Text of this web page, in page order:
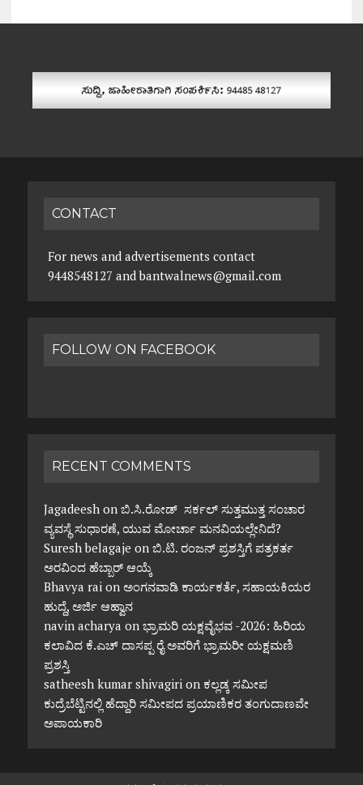
CONTACT
For news and advertisements contact
9448548127 and bantwalnews@gmail.com
FOLLOW ON FACEBOOK
RECENT COMMENTS
Jagadeeshon ಬಿ.ಸಿ.ರೋಡ್ ಸರ್ಕಲ್ ಸುತ್ತಮುತ್ತ ಸಂಚಾರ
ವ್ಯವಸ್ಥೆ ಸುಧಾರಣೆ, ಯುವ ಮೋರ್ಚಾ ಮನವಿಯಲ್ಲೇನಿದೆ?
Suresh belagaje on ಬಿ.ಟಿ. ರಂಜನ್ ಪ್ರಶಸ್ತಿಗೆ ಪತ್ರಕರ್ತ
ಅರವಿಂದ ಹೆಬ್ಬಾರ್ ಆಯ್ಕೆ
Bhavya raion ಅಂಗನವಾಡಿ ಕಾರ್ಯಕರ್ತೆ, ಸಹಾಯಕಿಯರ
ಹುದ್ದೆ, ಅರ್ಜಿ ಆಹ್ವಾನ
navin acharya on ಭ್ರಾಮರಿ ಯಕ್ಷವೈಭವ -2026: ಹಿರಿಯ
ಕಲಾವಿದ ಕೆ.ಎಚ್ ದಾಸಪ್ಪ ರೈ ಅವರಿಗೆ ಭ್ರಾಮರೀ ಯಕ್ಷಮಣಿ
ಪ್ರಶಸ್ತಿ
satheesh kumar shivagirion ಕಲ್ಲಡ್ಕ ಸಮೀಪ
ಕುದ್ರೆಬೆಟ್ಟಿನಲ್ಲಿ ಹೆದ್ದಾರಿ ಸಮೀಪದ ಪ್ರಯಾಣಿಕರ ತಂಗುದಾಣವೇ
ಅಪಾಯಕಾರಿ